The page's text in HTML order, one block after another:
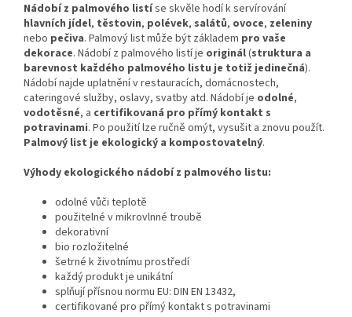
Nádobí z palmového listíse skvěle hodí k servírování
hlavních jídel, těstovin, polévek, salátů, ovoce, zeleniny
nebo pečiva. Palmový list může být základem pro vaše
dekorace. Nádobí z palmového listí je originál(struktura a
barevnost každého palmového listu je totiž jedinečná).
Nádobí najde uplatnění v restauracích, domácnostech,
cateringové služby, oslavy, svatby atd. Nádobí je odolné,
vodotěsné, a certifikovaná pro přímý kontakt s
potravinami. Po použití lze ručně omýt, vysušit a znovu použít.
Palmový list je ekologický a kompostovatelný.
Výhody ekologického nádobí z palmového listu:
odolné vůči teplotě
použitelné v mikrovlnné troubě
dekorativní
bio rozložitelné
šetrné k životnímu prostředí
každý produkt je unikátní
splňují přísnou normu EU: DIN EN 13432,
certifikované pro přímý kontakt s potravinami